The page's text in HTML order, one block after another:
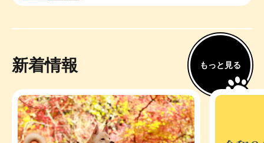
新着情報 もっと見る